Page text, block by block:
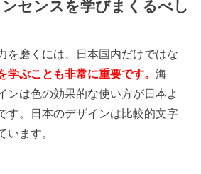
センスを学びまくるべし
を磨くには、日本国内だけではな
学ぶことも非常に重要です。海
ンは色の効果的な使い方が日本よ
す。日本のデザインは比較的文字
います。